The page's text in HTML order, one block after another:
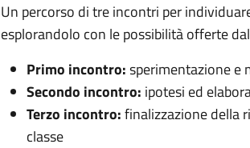
Un percorso di tre incontri per
esplorandolo con le possibilità offerte
Primo incontro:sperimentazione e
Secondo incontro: ipotesi ed
Terzo incontro:finalizzazione della
classe